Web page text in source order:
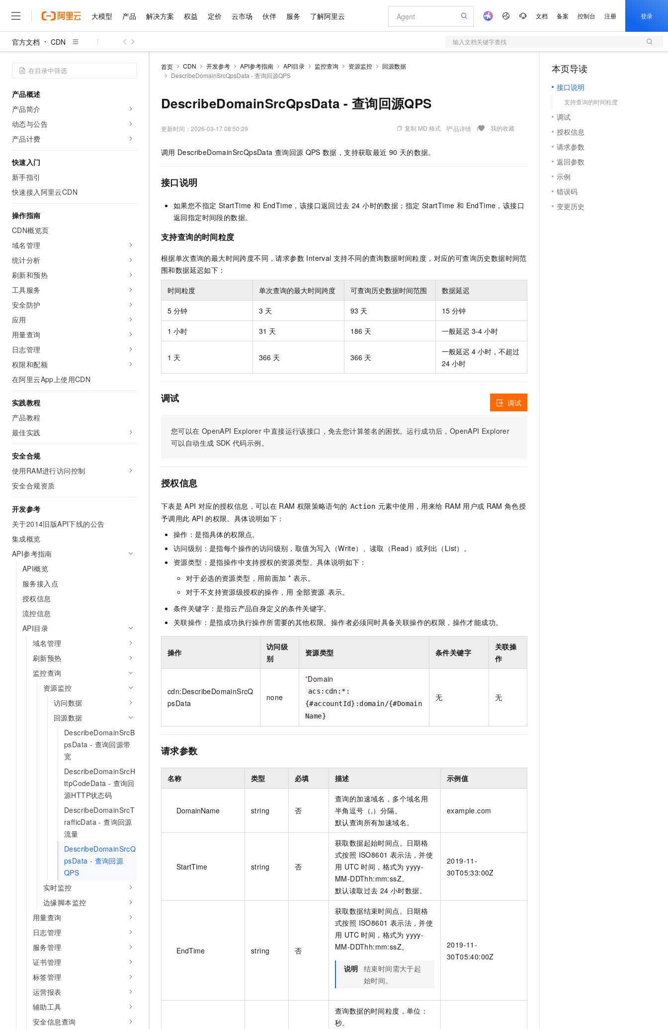
大模型 产品 解决方案 权益 定价 云市场 伙伴 服务 了解阿里云 文档 备案 控制台 注册 登录
官方文档 CDN 输入文档关键字查找
产品概述
产品简介
动态与公告
产品计费
快速入门
新手指引
快速接入阿里云CDN
操作指南
CDN概览页
域名管理
统计分析
刷新和预热
工具服务
安全防护
应用
用量查询
日志管理
权限和配额
在阿里云App上使用CDN
实践教程
产品教程
最佳实践
安全合规
使用RAM进行访问控制
安全合规资质
开发参考
关于2014旧版API下线的公告
集成概览
API参考指南
API概览
服务接入点
授权信息
流控信息
API目录
域名管理
刷新预热
监控查询
资源监控
访问数据
回源数据
DescribeDomainSrcB
psData - 查询回源带
宽
DescribeDomainSrcH
ttpCodeData - 查询回
源HTTP状态码
DescribeDomainSrcT
rafficData - 查询回源
流量
DescribeDomainSrcQ
psData - 查询回源
QPS
实时监控
边缘脚本监控
用量查询
日志管理
服务管理
证书管理
标签管理
运营报表
辅助工具
安全信息查询
首页 CDN 开发参考 API参考指南 API目录 监控查询 资源监控
回源数据
DescribeDomainSrcQpsData - 查询回源QPS
DescribeDomainSrcQpsData - 查询回源QPS
更新时间： 2026-03-17 08:50:29 复制 MD 格式 产品详情 我的收藏
调用 DescribeDomainSrcQpsData 查询回源 QPS 数据，支持获取最近 90 天的数据。
接口说明
如果您不指定 StartTime 和 EndTime，该接口返回过去 24 小时的数据；指定 StartTime 和 EndTime，该接口
返回指定时间段的数据。
支持查询的时间粒度
根据单次查询的最大时间跨度不同，请求参数 Interval 支持不同的查询数据时间粒度，对应的可查询历史数据时间范
围和数据延迟如下：
时间粒度 单次查询的最大时间跨度 可查询历史数据时间范围 数据延迟
5 分钟 3 天 93 天 15 分钟
1 小时 31 天 186 天 一般延迟 3-4 小时
1 天 366 天 366 天
一般延迟 4 小时，不超过
24 小时
调试
您可以在 OpenAPI Explorer 中直接运行该接口，免去您计算签名的困扰。运行成功后，OpenAPI Explorer
可以自动生成 SDK 代码示例。
调试
授权信息
下表是 API 对应的授权信息，可以在 RAM 权限策略语句的 Action 元素中使用，用来给 RAM 用户或 RAM 角色授
予调用此 API 的权限。具体说明如下：
操作：是指具体的权限点。
访问级别：是指每个操作的访问级别，取值为写入（Write）、读取（Read）或列出（List）。
资源类型：是指操作中支持授权的资源类型。具体说明如下：
对于必选的资源类型，用前面加 * 表示。
对于不支持资源级授权的操作，用 全部资源 表示。
条件关键字：是指云产品自身定义的条件关键字。
关联操作：是指成功执行操作所需要的其他权限。操作者必须同时具备关联操作的权限，操作才能成功。
操作
访问级
别
资源类型 条件关键字
关联操
作
cdn:DescribeDomainSrcQ
psData
none
*Domain
acs:cdn:*:
{#accountId}:domain/{#Domain
Name}
无 无
请求参数
名称 类型 必填 描述 示例值
DomainName string 否
查询的加速域名，多个域名用
半角逗号（,）分隔。
默认查询所有加速域名。
example.com
StartTime string 否
获取数据起始时间点。日期格
式按照 ISO8601 表示法，并使
用 UTC 时间，格式为 yyyy-
MM-DDThh:mm:ssZ。
默认读取过去 24 小时数据。
2019-11-
30T05:33:00Z
EndTime string 否
获取数据结束时间点。日期格
式按照 ISO8601 表示法，并使
用 UTC 时间，格式为 yyyy-
MM-DDThh:mm:ssZ。
说明 结束时间需大于起
始时间。
2019-11-
30T05:40:00Z
查询数据的时间粒度，单位：
秒。
本页导读
接口说明
支持查询的时间粒度
调试
授权信息
请求参数
返回参数
示例
错误码
变更历史
大模型
千问AI平台
大模型
文本生成
Qwen3.8-Max HOT
Qwen3.7-Plus
Qwen3-VL-Plus
Kimi-K3 NEW
图片和视频生成
HappyHorse-1.1-T2V
语音识别与合成
Qwen3-TTS-Flash
大模型服务
千问AI平台-Token Plan
千问AI平台-模型体验
在线体验全尺寸、多种模态的模型效果
新一代 AI 视频生成模型，深度适配广告营销等场景
AI 应用构建
大模型服务平台百炼-应用模版
灵活可视化地构建企业级 Agent
大模型原生应用
Qoder
云端极速 AI 应用创作平台
大模型解决方案
依托云原生高可用架构,实现Dify私有化部署 用1%尺寸在特定领域达到大模型90%以上效果 从文本、图片、视频中提取结构化的属性信息
产品
精选产品
容器
存储
网络与CDN
安全
数据库
大数据计算
媒体服务
企业服务与云通信
域名与网站
终端用户计算
开发工具
迁移与运维管理
专有云
精选产品
大模型服务平台百炼 大模型
千问大模型 大模型
随时随地安全接入的云上超级电脑
面向分析的企业级SaaS模式云数据仓库
域名与网站
对象存储 OSS
一站式AI开发、训练和推理服务
提供一站式管理容器应用的 K8s 服务
云数据库 RDS
面向真实软件的智能体编程平台
云原生的云上边界网络安全防护产品
轻量应用服务器
数字证书管理服务（原SSL证书）
实现全站HTTPS，呈现可信的WEB访问
短信服务
大数据开发治理平台 DataWorks
解决方案
精选解决方案
大数据
现代化应用
安全
网络
可观测
上云与迁云
企业出海
政企业务
精选解决方案
千问办公，解锁你的工作新方式 NEW
Agency Agents：拥有专属领域专家
可视化编排打通从文字构思到成片全链路闭环
睿译宝，AI翻译排版一步到位
GLM-5.2：长任务时代开源旗舰模型
自主进化，持久记忆，越用越聪明
即刻拥有 DeepSeek-V4-Pro
一句话生成原生可编辑精美 PPT 文稿
输入一句话想法, 轻松生成专业的 PPT
一键部署幻兽帕鲁游戏服务器
一键购买专属联机服务器，轻松开启游戏
漫剧工坊：一站式动画创作平台
快速生产连贯的高质量长漫剧
10 分钟搭建微信、支付宝小程序
高效部署网站，快速应用到小程序
权益 普惠上云
普惠上云 官方力荐
官方推荐返现计划
高校专属算力普惠，学生认证享300元代金券
免费试用
最高领取价值200元试用点，立即开启云上创新
1亿+ 大模型 tokens 和 30+ 款产品免费体验
140+云产品 免费试用
产品新客免费试用，最长12个月
大模型ACA认证体验
助力企业全员 AI 认知与能力提升
AI 特惠
智启 AI 普惠权益
阿里云 OPC 创新助力计划
Qwen3.8-Max 首发尝鲜，限时加量 10 倍，夜间低至2折
送.CN域名，送备案服务码
AI 场景体验
AI 电商营销
图文、视频一站生成，高效打造优质广告素材
AI助力短剧漫剧创作，剧本、分镜、视频高效生成
智能客服
AI 活动
AI 生产力先锋
先锋实践拓展 AI 生产力的边界
飞天发布时刻
所见，即是所愿
AI 实训营
从基础到进阶，Agent 创客手把手教你
创新加速
覆盖90%+业务场景，专享组合折扣价
定价 产品定价
了解云产品的定价详情
云上成本管理
价格计算器
自助选配和估算价格
价格优势
配置报价器
阿里云 OPC 创新助力计划
Token 补贴，五大权
益加速 OPC 成功
云市场 精选商城
网站建设
友盟天域
观测云
蓝凌 OA
电子合同
Tableau 订阅
AI空中课堂在线直播课堂（旗舰版）
生态解决方案
开发者生态解决方案
AI 开发和 AI 应用解决方案
数据与 API
数据集
身份实名认证
OCR 文字识别
快递物流查询
OA 办公系统
400电话
广告营销
基础软件
Docker
JAVA
WordPress
SUSE
建站小程序
定制建站
模板小程序
APP 开发
专业服务
公司注册
上云迁移
代维服务
伙伴 成为销售伙伴
分销伙伴
AI 大模型销售与服务生态合作计划
成为产品伙伴
产品生态集成认证中心
产品生态伙伴工作台
产品伙伴合作计划
云存储合作计划
数据库合作计划
云网络合作计划
成为服务伙伴
服务伙伴合作计划
Al MaaS 服务伙伴赋能合作
伙伴信用分合作计划
更多支持
合作伙伴培训与认证
查询合作伙伴
登录合作伙伴管理后台
服务 售前咨询
在线服务
售后服务
自助服务
短信专区
企业增值服务
企业支持计划
企业增值服务台
阿里云认证 开发者社区
镜像站
我要反馈
我要建议
我要投诉
了解阿里云 为什么选择阿里云
什么是云计算
安全合规
分析师报告
AI 算法大赛
云开发大赛
最佳实践
云上春晚
云栖战略参考
看见新力量
市场活动
云栖大会
活动全景
魔搭 ModelScope
高校合作
加入我们
校园招聘